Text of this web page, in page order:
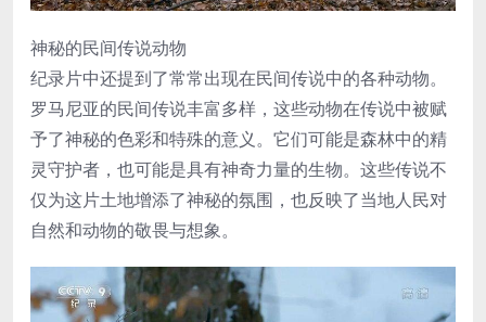
神秘的民间传说动物
纪录片中还提到了常常出现在民间传说中的各种动物。
罗马尼亚的民间传说丰富多样，这些动物在传说中被赋
予了神秘的色彩和特殊的意义。它们可能是森林中的精
灵守护者，也可能是具有神奇力量的生物。这些传说不
仅为这片土地增添了神秘的氛围，也反映了当地人民对
自然和动物的敬畏与想象。